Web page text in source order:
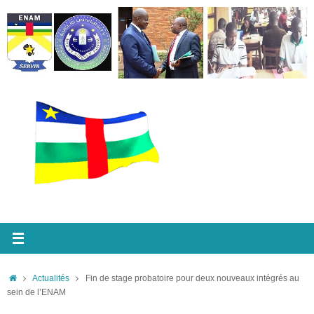
au
contenu
Accueil
Actualités
Fin de stage probatoire pour deux nouveaux intégrés au
sein de l’ENAM